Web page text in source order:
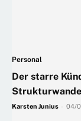
Personal
Der starre
Karsten Junius 04/